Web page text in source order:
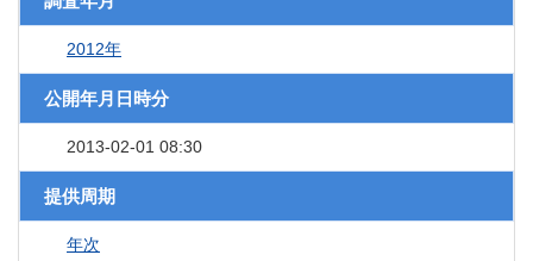
2012年
公開年月日時分
2013-02-01 08:30
提供周期
年次